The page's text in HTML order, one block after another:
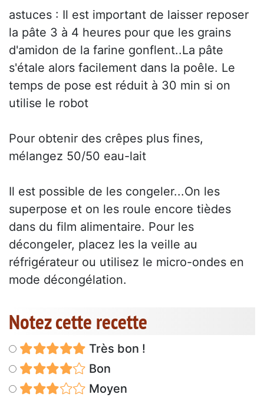
astuces : Il est important de laisser reposer
la pâte 3 à 4 heures pour que les grains
d'amidon de la farine gonflent..La pâte
s'étale alors facilement dans la poêle. Le
temps de pose est réduit à 30 min si on
utilise le robot
Pour obtenir des crêpes plus fines,
mélangez 50/50 eau-lait
Il est possible de les congeler...On les
superpose et on les roule encore tièdes
dans du film alimentaire. Pour les
décongeler, placez les la veille au
réfrigérateur ou utilisez le micro-ondes en
mode décongélation.
Notez cette recette
Très bon !
Bon
Moyen